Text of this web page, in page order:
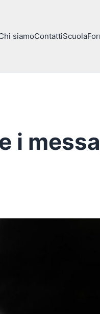
siamoContattiScuola
i